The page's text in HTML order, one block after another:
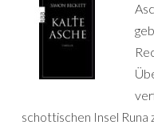
schottischen Insel